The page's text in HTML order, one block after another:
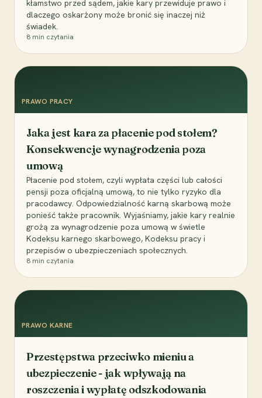
kłamstwo przed sądem, jakie kary przewiduje prawo i
dlaczego oskarżony może bronić się inaczej niż
świadek.
8 min czytania
PRAWO PRACY
Jaka jest kara za płacenie pod stołem?
Konsekwencje wynagrodzenia poza
umową
Płacenie pod stołem, czyli wypłata części lub całości
pensji poza oficjalną umową, to nie tylko ryzyko dla
pracodawcy. Odpowiedzialność karną skarbową może
ponieść także pracownik. Wyjaśniamy, jakie kary realnie
grożą za wynagrodzenie poza umową w świetle
Kodeksu karnego skarbowego, Kodeksu pracy i
przepisów o ubezpieczeniach społecznych.
8 min czytania
PRAWO KARNE
Przestępstwa przeciwko mieniu a
ubezpieczenie - jak wpływają na
roszczenia i wypłatę odszkodowania